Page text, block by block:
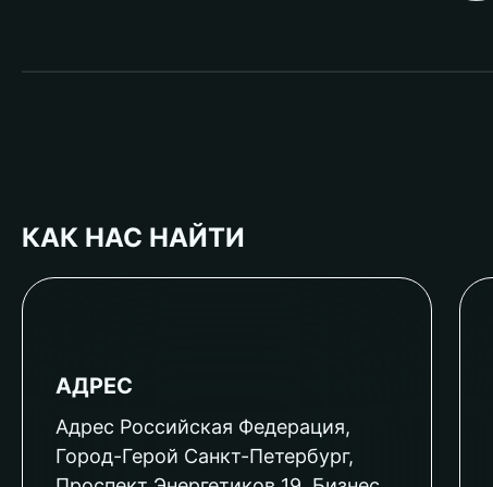
КАК НАС НАЙТИ
АДРЕС
Адрес Российская Федерация,
Город-Герой Санкт-Петербург,